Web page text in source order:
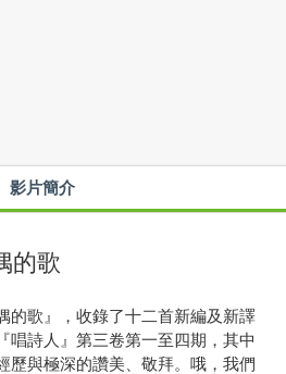
影片簡介
的歌
的歌』，收錄了十二首新編及新譯
唱詩人』第三卷第一至四期，其中
歷與極深的讚美、敬拜。哦，我們